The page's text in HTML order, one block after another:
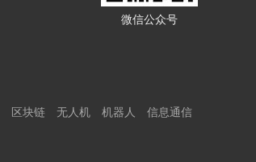
微信公众号
区块链 无人机 机器人
信息通信